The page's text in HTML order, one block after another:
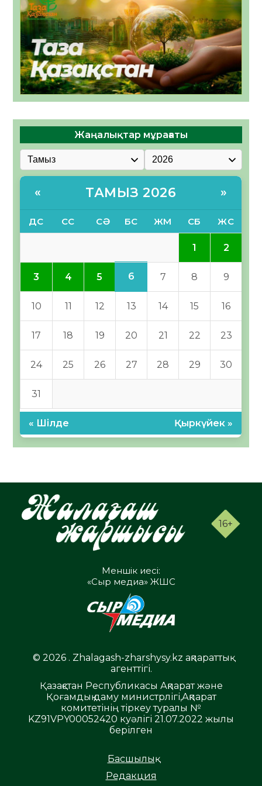
Жаңалықтар мұрағаты
« ТАМЫЗ 2026 »
ДС СС СӘ БС ЖМ СБ ЖС
1 2
3 4 5 6 7 8 9
10 11 12 13 14 15 16
17 18 19 20 21 22 23
24 25 26 27 28 29 30
31
« Шілде Қыркүйек »
16+
Меншік иесі:
«Сыр медиа» ЖШС
© 2026 . Zhalagash-zharshysy.kz ақпараттық
агенттігі.
Қазақстан Республикасы Ақпарат және
Қоғамдық даму министрлігі,Ақпарат
комитетінің тіркеу туралы №
KZ91VPY00052420 куәлігі 21.07.2022 жылы
берілген
Басшылық
Редакция